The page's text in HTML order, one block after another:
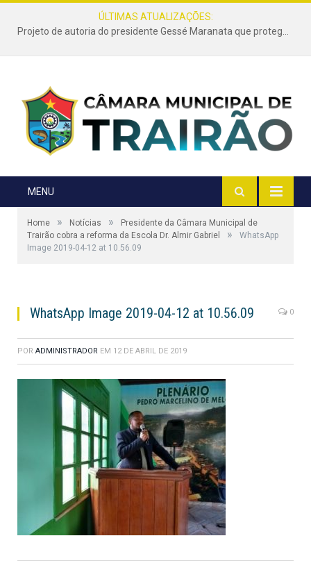
ÚLTIMAS ATUALIZAÇÕES:
Projeto de autoria do presidente Gessé Maranata que protege as estradas vicinais de Trairão é transformado em lei
MENU
Home » Notícias »
Presidente da Câmara Municipal de
Trairão cobra a reforma da Escola Dr. Almir Gabriel
»
WhatsApp
Image 2019-04-12 at 10.56.09
WhatsApp Image 2019-04-12 at 10.56.09 0
POR ADMINISTRADOR EM 12 DE ABRIL DE 2019